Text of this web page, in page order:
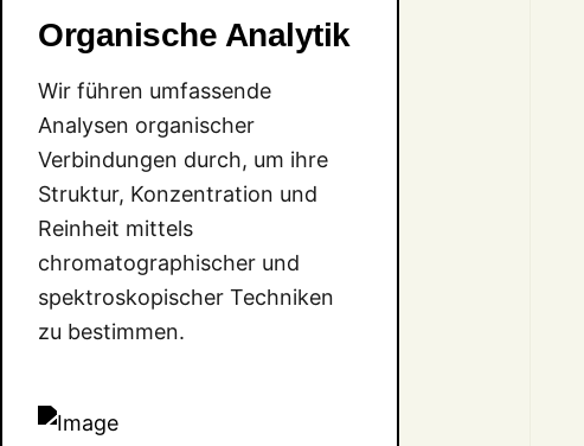
Organische Analytik
Wir führen umfassende
Analysen organischer
Verbindungen durch, um ihre
Struktur, Konzentration und
Reinheit mittels
chromatographischer und
spektroskopischer Techniken
zu bestimmen.